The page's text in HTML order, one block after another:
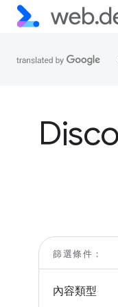
篩選條件：
內容類型